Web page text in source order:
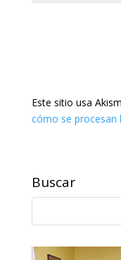
Este sitio usa
cómo se procesan
Buscar